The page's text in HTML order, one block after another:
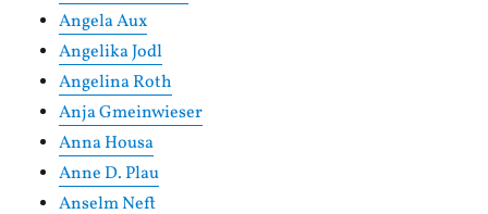
Angela Aux
Angelika Jodl
Angelina Roth
Anja Gmeinwieser
Anna Housa
Anne D. Plau
Anselm Neft